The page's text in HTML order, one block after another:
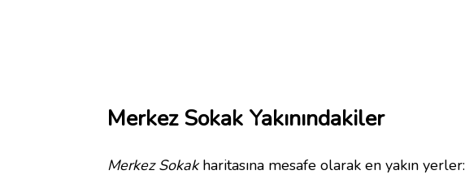
Merkez Sokak Yakınındakiler
Merkez Sokakharitasına mesafe olarak en yakın yerler: